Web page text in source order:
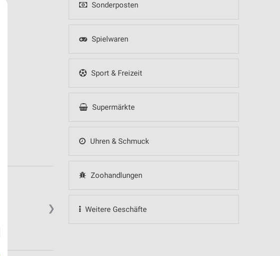
Sonderposten
Spielwaren
Sport & Freizeit
Supermärkte
Uhren & Schmuck
Zoohandlungen
Weitere Geschäfte
❯